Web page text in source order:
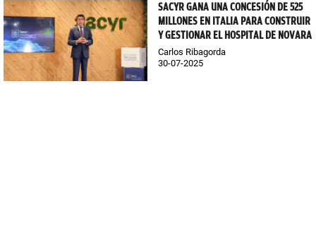
SACYR GANA UNA CONCESIÓN DE 525
MILLONES EN ITALIA PARA CONSTRUIR
Y GESTIONAR EL HOSPITAL DE NOVARA
Carlos Ribagorda
30-07-2025